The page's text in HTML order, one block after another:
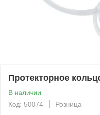
Протекторное
В наличии
Код: 50074
Розница